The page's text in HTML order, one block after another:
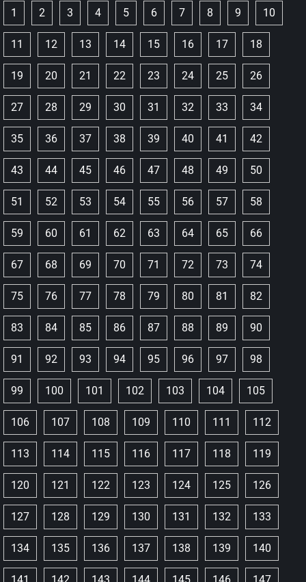
1 2 3 4 5 6 7 8 9 10
11 12 13 14 15 16 17 18
19 20 21 22 23 24 25 26
27 28 29 30 31 32 33 34
35 36 37 38 39 40 41 42
43 44 45 46 47 48 49 50
51 52 53 54 55 56 57 58
59 60 61 62 63 64 65 66
67 68 69 70 71 72 73 74
75 76 77 78 79 80 81 82
83 84 85 86 87 88 89 90
91 92 93 94 95 96 97 98
99 100 101 102 103 104 105
106 107 108 109 110 111 112
113 114 115 116 117 118 119
120 121 122 123 124 125 126
127 128 129 130 131 132 133
134 135 136 137 138 139 140